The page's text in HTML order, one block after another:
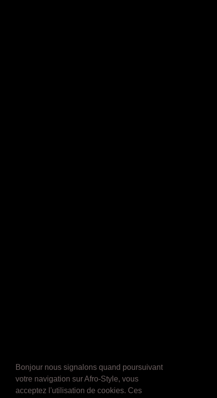
Bonjour nous signalons quand poursuivant
votre navigation sur Afro-Style, vous
acceptez l'utilisation de cookies. Ces